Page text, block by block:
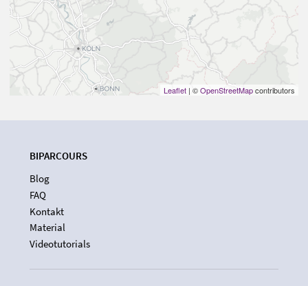
Leaflet | ©OpenStreetMapcontributors
BIPARCOURS
Blog
FAQ
Kontakt
Material
Videotutorials